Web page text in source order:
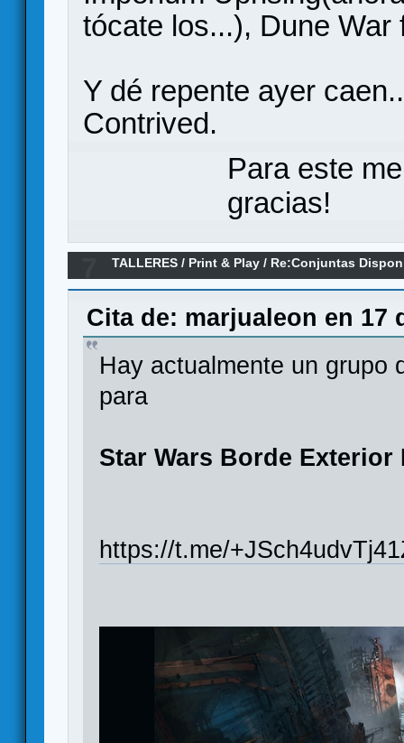
tócate los...), Dune
Y dé repente ayer
Contrived.
Para este
gracias!
TALLERES / Print & Play / Re:Conjuntas
Cita de: marjualeon en 17
Hay actualmente un grupo
para
Star Wars Borde
https://t.me/